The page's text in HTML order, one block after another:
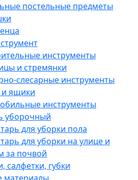
постельные предметы
инструменты
и стремянки
слесарные инструменты
и ящики
инструменты
уборочный
для уборки пола
для уборки на улице и
за почвой
салфетки, губки